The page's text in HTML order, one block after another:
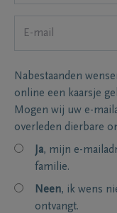
Nabestaanden
online een kaarsje
Mogen wij uw e-
overleden dierbare
Ja, mijn e-
familie.
Neen, ik wens
ontvangt.